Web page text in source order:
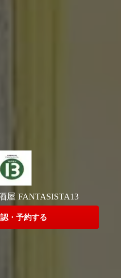
屋 FANTASISTA13
・予約する
報をシェアする
-9-3 東浦和グルメ館